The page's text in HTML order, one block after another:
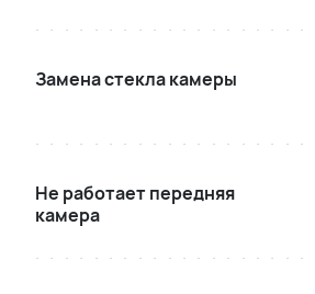
Замена стекла камеры
Не работает передняя
камера